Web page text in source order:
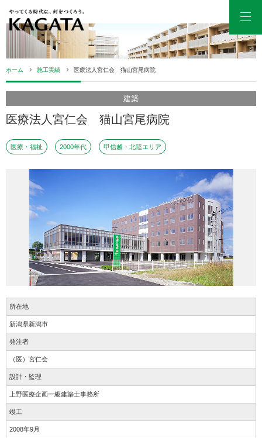
ホーム 施工実績 医療法人宮仁会 猫山宮尾病院
建築
医療法人宮仁会 猫山宮尾病院
医療・福祉 2000年代 甲信越・北陸エリア
所在地
新潟県新潟市
発注者
（医）宮仁会
設計・監理
上野医療企画一級建築士事務所
竣工
2008年9月